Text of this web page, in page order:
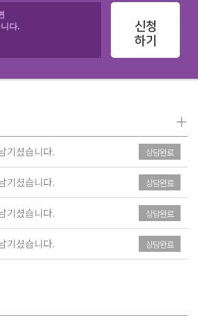
신청
하기
+
기셨습니다. 상담완료
기셨습니다. 상담완료
기셨습니다. 상담완료
기셨습니다. 상담완료